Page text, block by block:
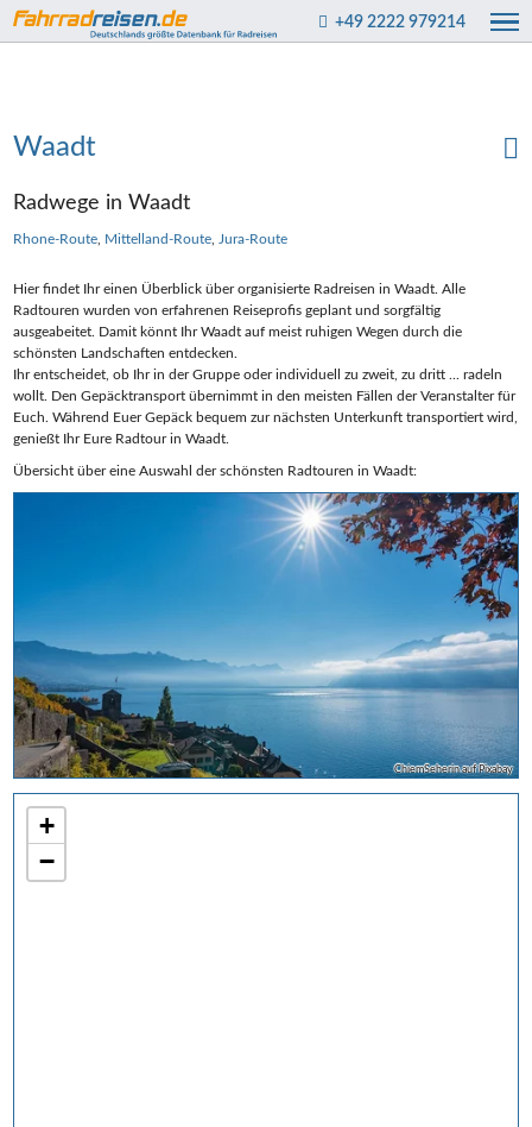
+49 2222 979214
ChiemSeherin auf Pixabay
+
−
Waadt
Radwege in Waadt
Rhone-Route Mittelland-Route Jura-Route
Hier findet Ihr einen Überblick über organisierte Radreisen in Waadt. Alle
Radtouren wurden von erfahrenen Reiseprofis geplant und sorgfältig
ausgeabeitet. Damit könnt Ihr Waadt auf meist ruhigen Wegen durch die
schönsten Landschaften entdecken.
Ihr entscheidet, ob Ihr in der Gruppe oder individuell zu zweit, zu dritt ... radeln
wollt. Den Gepäcktransport übernimmt in den meisten Fällen der Veranstalter für
Euch. Während Euer Gepäck bequem zur nächsten Unterkunft transportiert wird,
genießt Ihr Eure Radtour in Waadt.
Übersicht über eine Auswahl der schönsten Radtouren in Waadt: